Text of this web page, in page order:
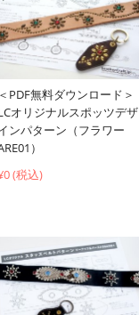
＜PDF無料ダウンロード＞
オリジナルスポッツデザ
ンパターン（フラワー
）
(税込)